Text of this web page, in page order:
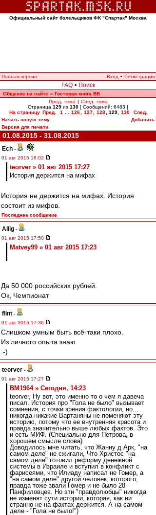
Официальный сайт болельщиков ФК "Спартак" Москва
Полная версия Вход • Регистрация
FAQ • Поиск
Общение на сайте » Гостевая книга ВВ
Пред. тема | След. тема
Страница 129 из 130 [ Сообщений: 6483 ]
На страницу Пред. 1 126 127 128 129, 130
След.
Начать новую тему
Добавить
Версия для печати
01.08.2015 - 31.08.2015
Ech -
01 авг 2015 18:02
teorver » 01 авг 2015 17:27
История держится на мифах
История не держится на мифах. История
состоит из мифов.
Последнее сообщение
Allig -
01 авг 2015 17:50
Matvey99 » 01 авг 2015 17:23
Да 50 000 российских рублей.
Ок, Чемпионат
flint -
01 авг 2015 17:36
Слишком умным быть всё-таки плохо.
Из личного опыта знаю
:-)
teorver -
01 авг 2015 17:27
BM1964 » Сегодня, 14:23
teorver, Ну вот, это именно то о чем я давеча
писал. История про "Гола не было" вызывает
сомнения, с точки зрения фактологии, но...
никогда никакие Вартаняны не поменяют эту
историю, потому что ее внутренняя красота и
правда значительно выше любых фактов. Это
и есть МИФ. (Специально для Петрова, в
хорошем смысле слова)
Доводилось мне читать, что Жанну д Арк, "на
самом деле" не сжигали, Что Христос "на
самом деле" готовил реформу денежной
системы в Израиле и вступил в конфликт с
фарисеями, что Илиаду написал не Гомер, а
"на самом деле" другой человек, которого,
правда тоже звали Гомер и не было 28
Панфиловцев. Но эти "правдолюбцы" никогда
не изменят сути истории, которая, как ни
странно не на фактах держится. А на самом
деле - "Гола не было!")